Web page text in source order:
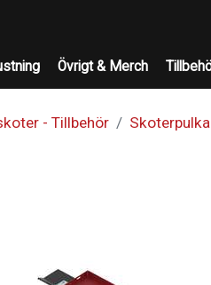
Övrigt & Merch
- Tillbehör